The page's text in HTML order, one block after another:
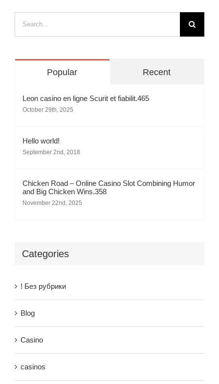
Search
for:
Popular Recent
Leon casino en ligne Scurit et fiabilit.465
October 29th, 2025
Hello world!
September 2nd, 2018
Chicken Road – Online Casino Slot Combining Humor
and Big Chicken Wins.358
November 22nd, 2025
Categories
! Без рубрики
Blog
Casino
casinos